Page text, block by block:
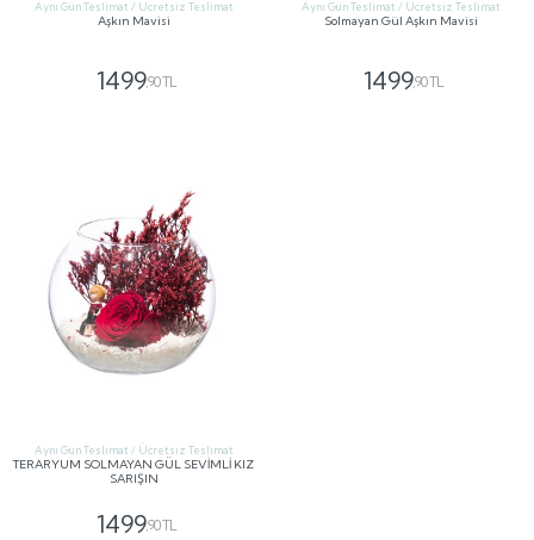
Aynı Gün Teslimat / Ücretsiz Teslimat
Aşkın Mavisi
1499,90 TL
Aynı Gün Teslimat / Ücretsiz Teslimat
Solmayan Gül Aşkın Mavisi
1499,90 TL
Aynı Gün Teslimat / Ücretsiz Teslimat
TERARYUM SOLMAYAN GÜL SEVİMLİ KIZ
SARIŞIN
1499,90 TL